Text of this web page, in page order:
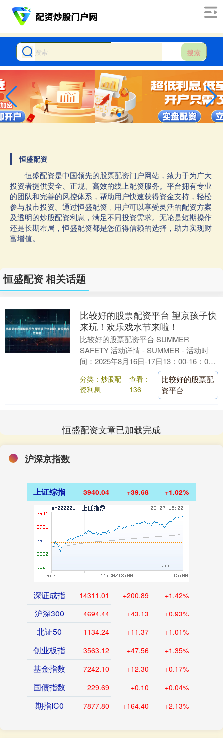
搜索
恒盛配资
恒盛配资是中国领先的股票配资门户网站，致力于为广大
投资者提供安全、正规、高效的线上配资服务。平台拥有专业
的团队和完善的风控体系，帮助用户快速获得资金支持，轻松
参与股市投资。通过恒盛配资，用户可以享受灵活的配资方案
及透明的炒股配资利息，满足不同投资需求。无论是短期操作
还是长期布局，恒盛配资都是您值得信赖的选择，助力实现财
富增值。
恒盛配资 相关话题
比较好的股票配资平台 望京孩子快
来玩！欢乐戏水节来啦！
比较好的股票配资平台 SUMMER
SAFETY 活动详情 - SUMMER - 活动时
间：2025年8月16日-17日13：00-16：00
分类：炒股配
资利息
查看：
136
比较好的股票配
资平台
恒盛配资文章已加载完成
沪深京指数
上证综指 3940.04 +39.68 +1.02%
深证成指 14311.01 +200.89 +1.42%
沪深300 4694.44 +43.13 +0.93%
北证50 1134.24 +11.37 +1.01%
创业板指 3563.12 +47.56 +1.35%
基金指数 7242.10 +12.30 +0.17%
国债指数 229.69 +0.10 +0.04%
期指IC0 7877.80 +164.40 +2.13%